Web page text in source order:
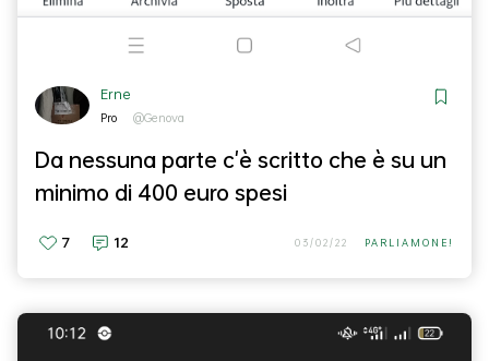
Erne
Pro @Genova
Da nessuna parte c'è scritto che è su un
minimo di 400 euro spesi
7 12 03/02/22 PARLIAMONE!